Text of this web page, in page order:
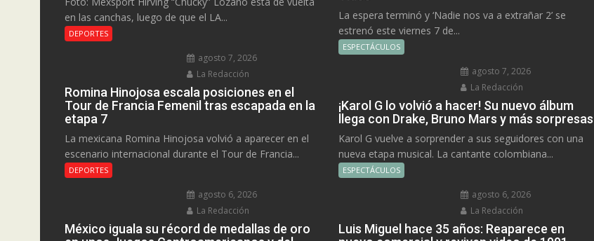
en las canchas, luego de que el LA...
DEPORTES
agosto 7, 2026
La Redacción
Romina Hinojosa escala posiciones en el
Tour de Francia Femenil tras escapada en la
etapa 7
La mexicana Romina Hinojosa volvió a aparecer en el
escenario internacional durante el Tour de Francia...
DEPORTES
agosto 6, 2026
La Redacción
México iguala su récord de medallas de oro
La espera terminó y ‘Nadie nos va a extrañar 2’ se
estrenó este viernes 7 de...
ESPECTÁCULOS
agosto 7, 2026
La Redacción
¡Karol G lo volvió a hacer! Su nuevo álbum
llega con Drake, Bruno Mars y más sorpresas
Karol G vuelve a sorprender a sus seguidores con una
nueva etapa musical. La cantante colombiana...
ESPECTÁCULOS
agosto 6, 2026
La Redacción
Luis Miguel hace 35 años: Reaparece en